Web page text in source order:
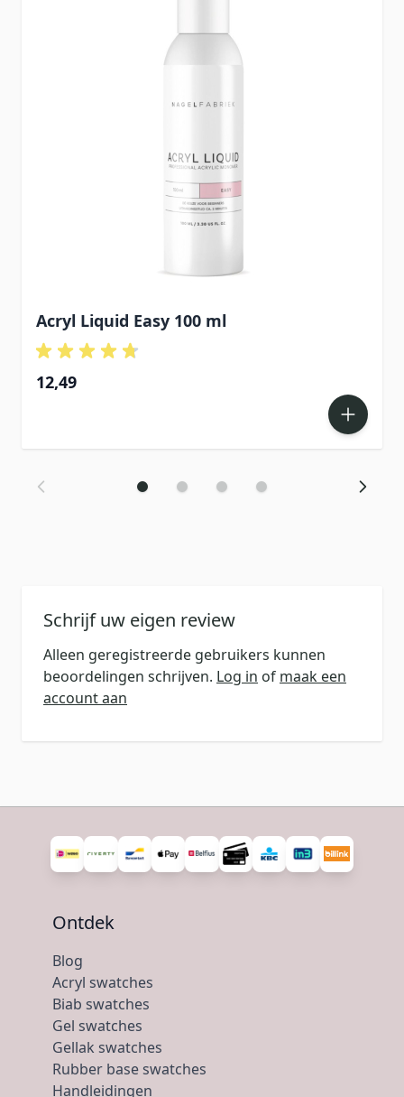
Acryl Liquid Easy 100 ml
12,49
Schrijf uw eigen review
Alleen geregistreerde gebruikers kunnen
beoordelingen schrijven. Log in of maak een
account aan
Ontdek
Blog
Acryl swatches
Biab swatches
Gel swatches
Gellak swatches
Rubber base swatches
Handleidingen